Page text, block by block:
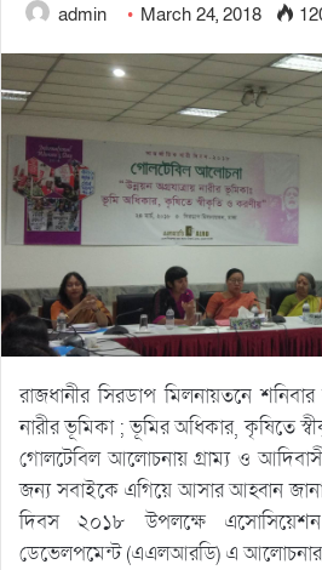
admin March 24, 2018
রাজধানীর সিরডাপ মিলনায়তনে শনিবার
নারীর ভূমিকা ; ভূমির অধিকার, কৃষিতে
গোলটেবিল আলোচনায় গ্রাম্য ও আদিবাসী
জন্য সবাইকে এগিয়ে আসার আহ্বান
দিবস ২০১৮ উপলক্ষে
ডেভেলপমেন্ট (এএলআরডি) এ